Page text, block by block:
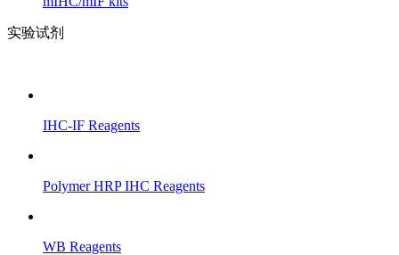
实验试剂
IHC-IF Reagents
Polymer HRP IHC Reagents
WB Reagents